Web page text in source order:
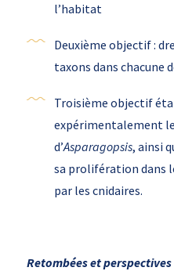
l’habitat
Deuxième objectif :
taxons dans chacune
Troisième objectif
expérimentalement
d’Asparagopsis, ainsi
sa prolifération dans
par les cnidaires.
Retombées et perspectives